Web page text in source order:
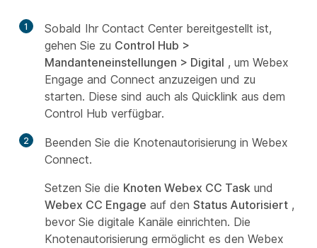
1
Sobald Ihr Contact Center bereitgestellt ist,
gehen Sie zu Control Hub >
Mandanteneinstellungen > Digital , um Webex
Engage and Connect anzuzeigen und zu
starten. Diese sind auch als Quicklink aus dem
Control Hub verfügbar.
2
Beenden Sie die Knotenautorisierung in Webex
Connect.
Setzen Sie die Knoten Webex CC Task und
Webex CC Engage auf den Status Autorisiert ,
bevor Sie digitale Kanäle einrichten. Die
Knotenautorisierung ermöglicht es den Webex